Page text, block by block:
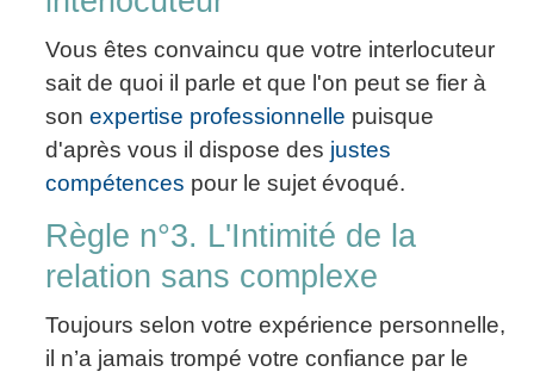
Vous êtes convaincu que votre interlocuteur
sait de quoi il parle et que l'on peut se fier à
son expertise professionnelle puisque
d'après vous il dispose des justes
compétences pour le sujet évoqué.
Règle n°3. L'Intimité de la
relation sans complexe
Toujours selon votre expérience personnelle,
il n’a jamais trompé votre confiance par le